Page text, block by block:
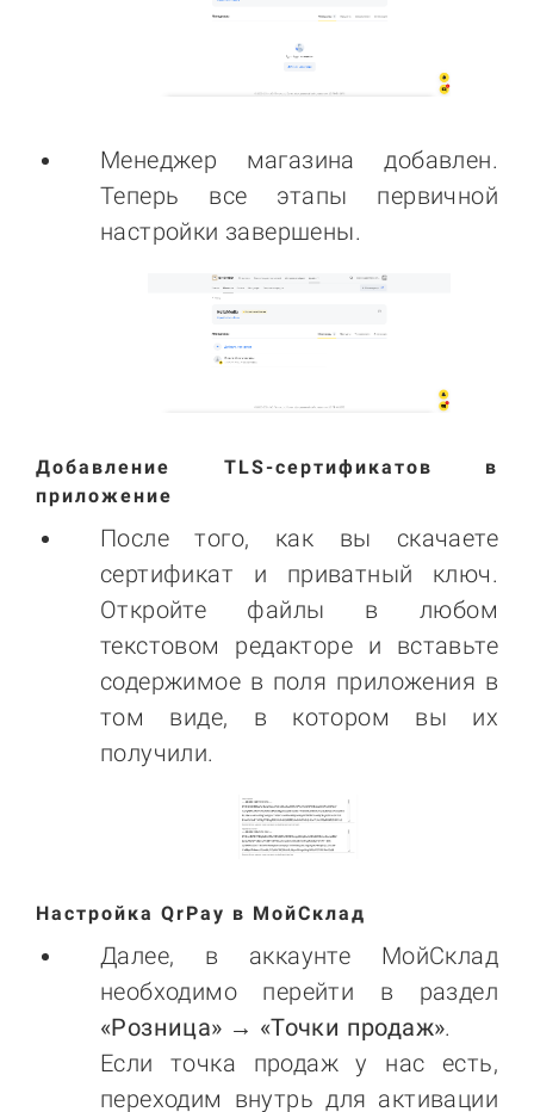
Менеджер магазина добавлен.
Теперь все этапы первичной
настройки завершены.
Добавление TLS-сертификатов в
приложение
После того, как вы скачаете
сертификат и приватный ключ.
Откройте файлы в любом
текстовом редакторе и вставьте
содержимое в поля приложения в
том виде, в котором вы их
получили.
Настройка QrPay в МойСклад
Далее, в аккаунте МойСклад
необходимо перейти в раздел
«Розница» → «Точки продаж».
Если точка продаж у нас есть,
переходим внутрь для активации